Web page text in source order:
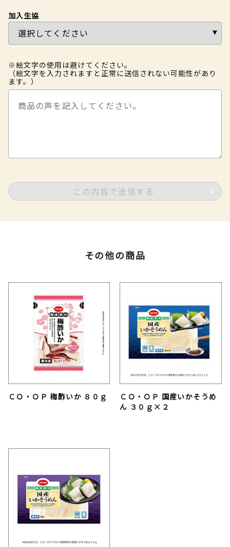
加入生協
※絵文字の使用は避けてください。
（絵文字を入力されますと正常に送信されない可能性があり
ます。）
この内容で送信する
その他の商品
ＣＯ・ＯＰ 梅酢いか ８０ｇ
ＣＯ・ＯＰ 国産いかそうめ
ん ３０ｇ×２